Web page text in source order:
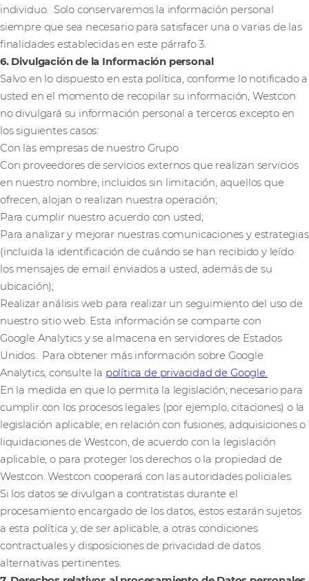
individuo. Solo conservaremos la información personal
siempre que sea necesario para satisfacer una o varias de las
finalidades establecidas en este párrafo 3.
6. Divulgación de la Información personal
Salvo en lo dispuesto en esta política, conforme lo notificado a
usted en el momento de recopilar su información, Westcon
no divulgará su información personal a terceros excepto en
los siguientes casos:
Con las empresas de nuestro Grupo
Con proveedores de servicios externos que realizan servicios
en nuestro nombre, incluidos sin limitación, aquellos que
ofrecen, alojan o realizan nuestra operación;
Para cumplir nuestro acuerdo con usted;
Para analizar y mejorar nuestras comunicaciones y estrategias
(incluida la identificación de cuándo se han recibido y leído
los mensajes de email enviados a usted, además de su
ubicación);
Realizar análisis web para realizar un seguimiento del uso de
nuestro sitio web. Esta información se comparte con
Google Analytics y se almacena en servidores de Estados
Unidos. Para obtener más información sobre Google
Analytics, consulte la política de privacidad de Google.
En la medida en que lo permita la legislación; necesario para
cumplir con los procesos legales (por ejemplo, citaciones) o la
legislación aplicable; en relación con fusiones, adquisiciones o
liquidaciones de Westcon, de acuerdo con la legislación
aplicable, o para proteger los derechos o la propiedad de
Westcon. Westcon cooperará con las autoridades policiales.
Si los datos se divulgan a contratistas durante el
procesamiento encargado de los datos, estos estarán sujetos
a esta política y, de ser aplicable, a otras condiciones
contractuales y disposiciones de privacidad de datos
alternativas pertinentes.